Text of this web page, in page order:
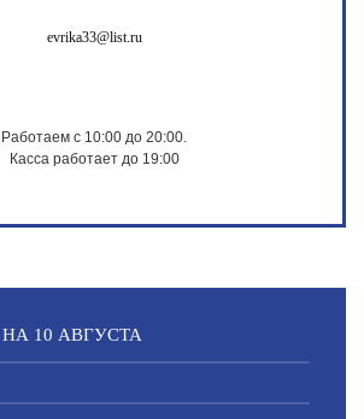
evrika33@list.ru
Работаем с 10:00 до 20:00.
Касса работает до 19:00
10 АВГУСТА